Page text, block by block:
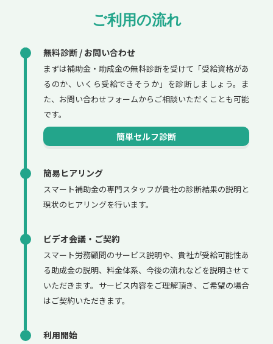
ご利用の流れ
無料診断 / お問い合わせ
まずは補助金・助成金の無料診断を受けて「受給資格があ
るのか、いくら受給できそうか」を診断しましょう。ま
た、お問い合わせフォームからご相談いただくことも可能
です。
簡単セルフ診断
簡易ヒアリング
スマート補助金の専門スタッフが貴社の診断結果の説明と
現状のヒアリングを行います。
ビデオ会議・ご契約
スマート労務顧問のサービス説明や、貴社が受給可能性あ
る助成金の説明、料金体系、今後の流れなどを説明させて
いただきます。サービス内容をご理解頂き、ご希望の場合
はご契約いただきます。
利用開始